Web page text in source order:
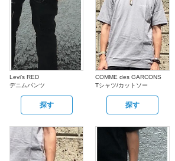
Levi’s RED
デニムパンツ
探す
COMME des GARCONS
Tシャツ/カットソー
探す